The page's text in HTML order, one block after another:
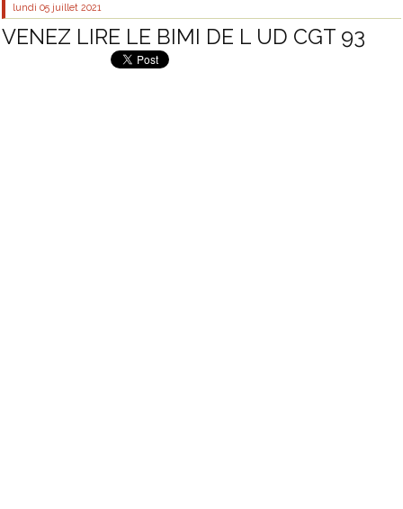
lundi 05 juillet 2021
VENEZ LIRE LE BIMI DE L UD CGT 93